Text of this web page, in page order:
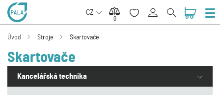
CZ
0
0
Úvod Stroje Skartovače
Skartovače
Kancelářská technika